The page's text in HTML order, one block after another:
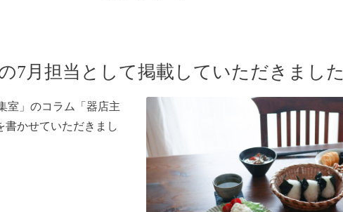
7月担当として掲載していただきました
室」のコラム「器店主
書かせていただきまし